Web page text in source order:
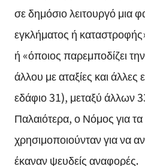
σε δημόσιο λειτουργό μια
εγκλήματος ή
ή «όποιος παρεμποδίζει
άλλου με αταξίες και άλλες
εδάφιο 31), μεταξύ άλλων
Παλαιότερα, ο Νόμος για
χρησιμοποιούνταν για να
έκαναν ψευδείς αναφορές.